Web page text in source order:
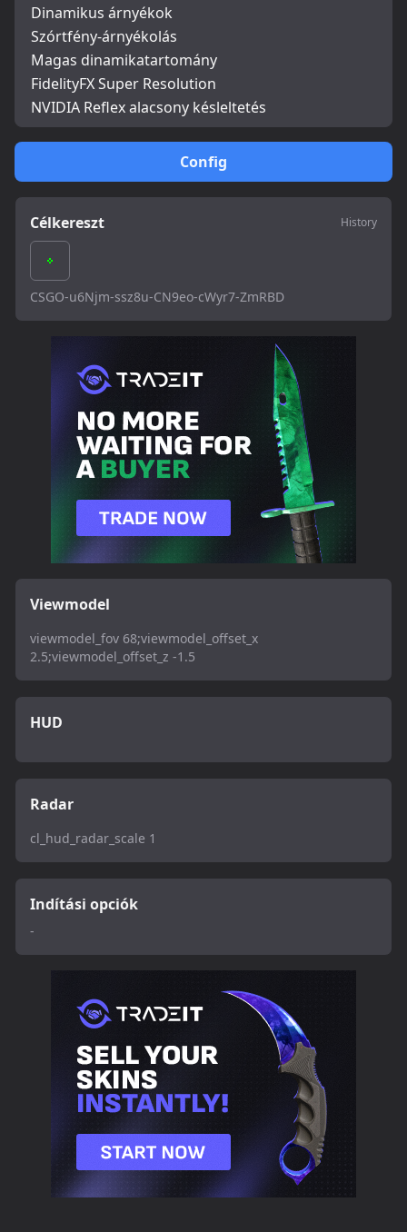
Config
Célkereszt History
CSGO-u6Njm-ssz8u-CN9eo-cWyr7-ZmRBD
Viewmodel
viewmodel_fov 68;viewmodel_offset_x
2.5;viewmodel_offset_z -1.5
HUD
Radar
cl_hud_radar_scale 1
Indítási opciók
-
Dinamikus árnyékok
Szórtfény-árnyékolás
Magas dinamikatartomány
FidelityFX Super Resolution
NVIDIA Reflex alacsony késleltetés